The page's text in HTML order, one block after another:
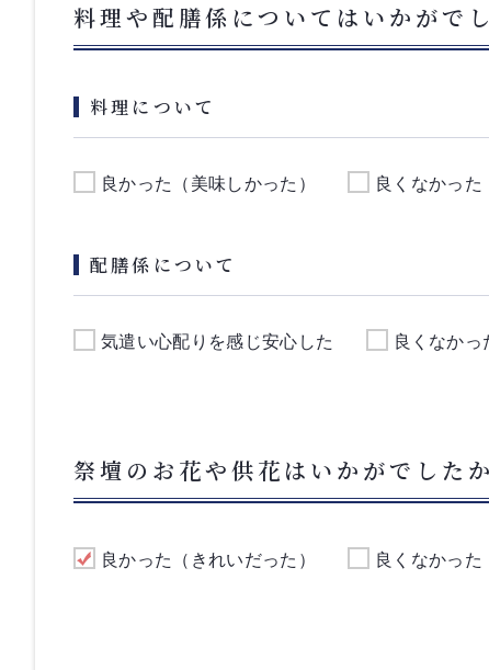
料理や配膳係についてはいかがで
料理について
良かった（美味しかった） 良くなかった
配膳係について
気遣い心配りを感じ安心した 良くなかっ
祭壇のお花や供花はいかがでしたか
良かった（きれいだった） 良くなかった